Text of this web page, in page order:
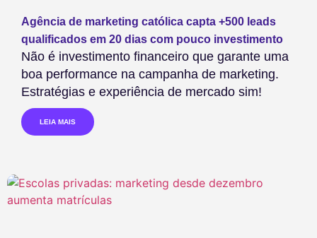
Agência de marketing católica capta +500 leads
qualificados em 20 dias com pouco investimento
Não é investimento financeiro que garante uma
boa performance na campanha de marketing.
Estratégias e experiência de mercado sim!
LEIA MAIS